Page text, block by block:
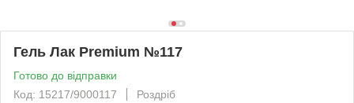
Гель Лак Premium №117
Готово до відправки
Код: 15217/9000117
Роздріб